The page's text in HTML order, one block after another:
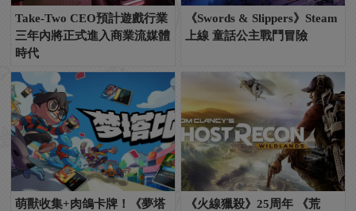
Take-Two CEO預計遊戲行業
三年內將正式進入商業流媒體
時代
《Swords & Slippers》Steam
上線 童話公主戰鬥冒險
萌獸收集+肉鴿卡牌！《夢塔
《火線獵殺》25周年 《荒